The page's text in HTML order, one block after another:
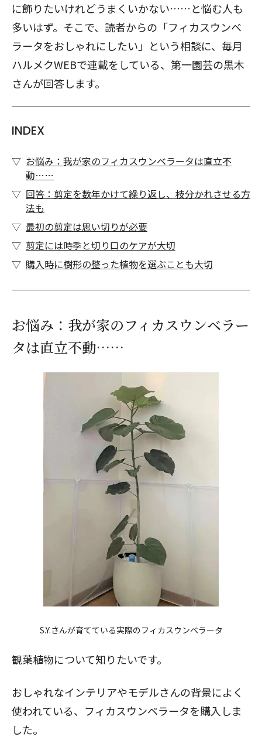
に飾りたいけれどうまくいかない……と悩む人も
多いはず。そこで、読者からの「フィカスウンベ
ラータをおしゃれにしたい」という相談に、毎月
ハルメクWEBで連載をしている、第一園芸の黒木
さんが回答します。
INDEX
お悩み：我が家のフィカスウンベラータは直立不
動……
回答：剪定を数年かけて繰り返し、枝分かれさせる方
法も
最初の剪定は思い切りが必要
剪定には時季と切り口のケアが大切
購入時に樹形の整った植物を選ぶことも大切
お悩み：我が家のフィカスウンベラー
タは直立不動……
S.Y.さんが育てている実際のフィカスウンベラータ
観葉植物について知りたいです。
おしゃれなインテリアやモデルさんの背景によく
使われている、フィカスウンベラータを購入しま
した。